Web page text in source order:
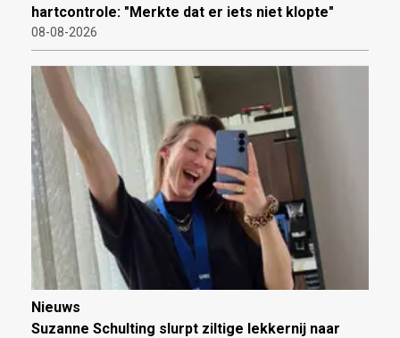
hartcontrole: "Merkte dat er iets niet klopte"
08-08-2026
Nieuws
Suzanne Schulting slurpt ziltige lekkernij naar